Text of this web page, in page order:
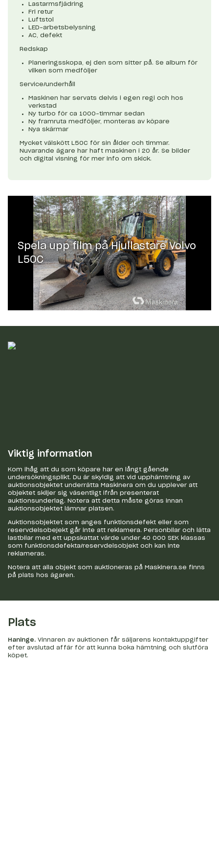
Lastarmsfjädring
Fri retur
Luftstol
LED-arbetsbelysning
AC, defekt
Redskap
Planeringsskopa, ej den som sitter på. Se album för
vilken som medföljer
Service/underhåll
Maskinen har servats delvis i egen regi och hos
verkstad
Ny turbo för ca 1000-timmar sedan
Ny framruta medföljer, monteras av köpare
Nya skärmar
Mycket välskött L50C för sin ålder och timmar.
Nuvarande ägare har haft maskinen i 20 år. Se bilder
och digital visning för mer info om skick.
Spela upp film påHjullastare Volvo
L50C
Viktig information
Kom ihåg att du som köpare har en långt gående
undersökningsplikt. Du är skyldig att vid upphämtning av
auktionsobjektet underrätta Maskinera om du upplever att
objektet skiljer sig väsentligt ifrån presenterat
auktionsunderlag. Notera att detta måste göras innan
auktionsobjektet lämnar platsen.
Auktionsobjektet som anges funktionsdefekt eller som
reservdelsobejekt går inte att reklamera. Personbilar och lätta
lastbilar med ett uppskattat värde under 40 000 SEK klassas
som funktionsdefekta/reservdelsobjekt och kan inte
reklameras.
Notera att alla objekt som auktioneras på Maskinera.se finns
på plats hos ägaren.
Plats
Haninge. Vinnaren av auktionen får säljarens kontaktuppgifter
efter avslutad affär för att kunna boka hämtning och slutföra
köpet.